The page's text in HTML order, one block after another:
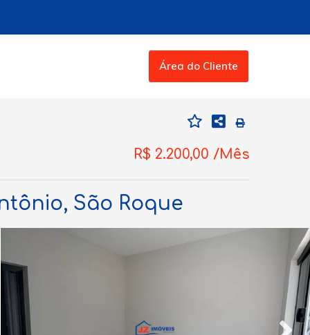
Área do Cliente
R$ 2.200,00 /Mês
São Roque